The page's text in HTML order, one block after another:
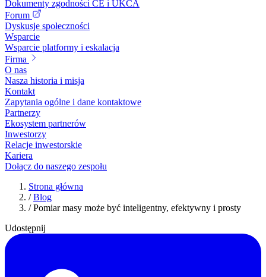
Dokumenty zgodności CE i UKCA
Forum
Dyskusje społeczności
Wsparcie
Wsparcie platformy i eskalacja
Firma
O nas
Nasza historia i misja
Kontakt
Zapytania ogólne i dane kontaktowe
Partnerzy
Ekosystem partnerów
Inwestorzy
Relacje inwestorskie
Kariera
Dołącz do naszego zespołu
Strona główna
/ Blog
/ Pomiar masy może być inteligentny, efektywny i prosty
Udostępnij